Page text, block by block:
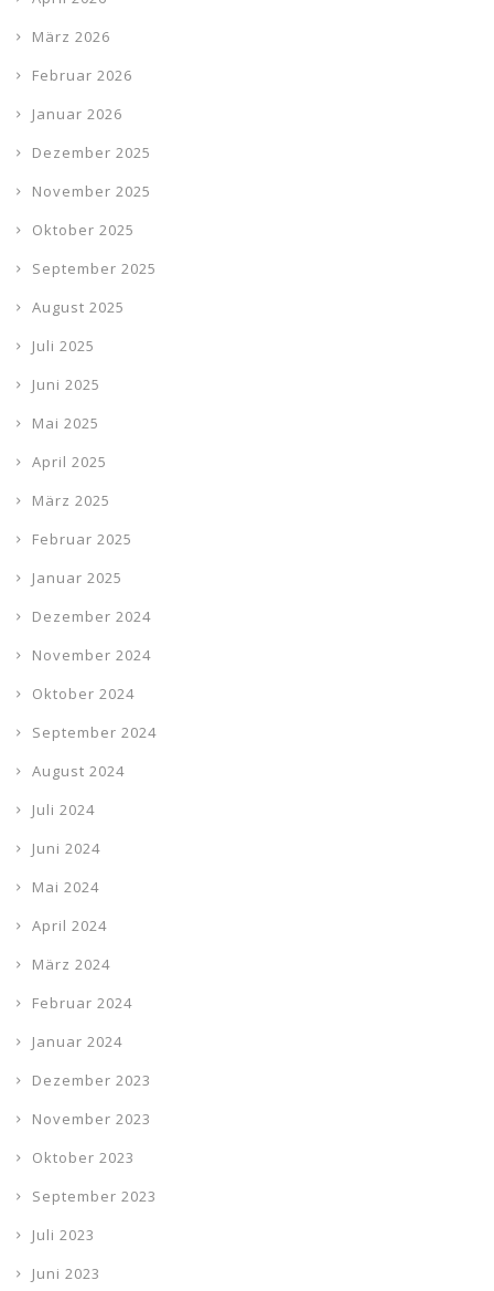
März 2026
Februar 2026
Januar 2026
Dezember 2025
November 2025
Oktober 2025
September 2025
August 2025
Juli 2025
Juni 2025
Mai 2025
April 2025
März 2025
Februar 2025
Januar 2025
Dezember 2024
November 2024
Oktober 2024
September 2024
August 2024
Juli 2024
Juni 2024
Mai 2024
April 2024
März 2024
Februar 2024
Januar 2024
Dezember 2023
November 2023
Oktober 2023
September 2023
Juli 2023
Juni 2023